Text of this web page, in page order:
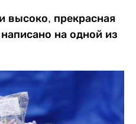
высоко, прекрасная
на одной из